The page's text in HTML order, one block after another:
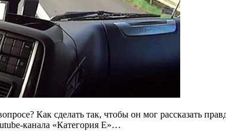
Как сделать так, чтобы он мог рассказать
канала «Категория Е»…